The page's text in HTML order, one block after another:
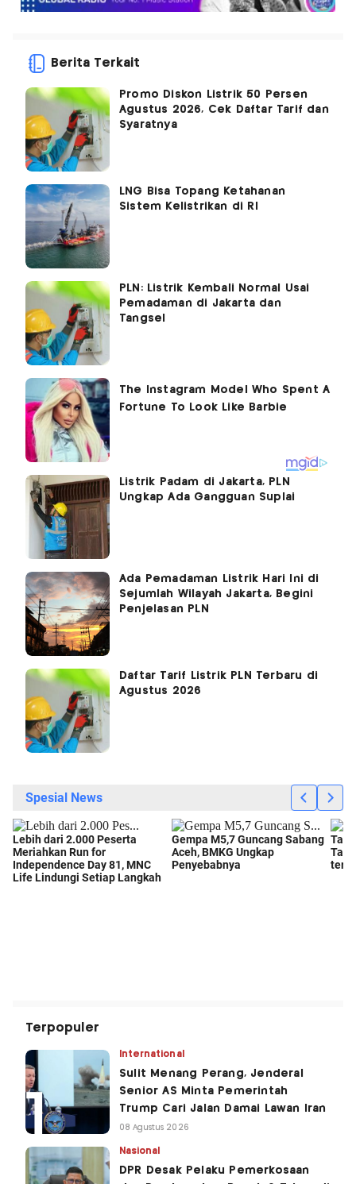
Berita Terkait
Promo Diskon Listrik 50 Persen
Agustus 2026, Cek Daftar Tarif dan
Syaratnya
LNG Bisa Topang Ketahanan
Sistem Kelistrikan di RI
PLN: Listrik Kembali Normal Usai
Pemadaman di Jakarta dan
Tangsel
Listrik Padam di Jakarta, PLN
Ungkap Ada Gangguan Suplai
Ada Pemadaman Listrik Hari Ini di
Sejumlah Wilayah Jakarta, Begini
Penjelasan PLN
Daftar Tarif Listrik PLN Terbaru di
Agustus 2026
Terpopuler
International
Sulit Menang Perang, Jenderal
Senior AS Minta Pemerintah
Trump Cari Jalan Damai Lawan Iran
08 Agustus 2026
Nasional
DPR Desak Pelaku Pemerkosaan